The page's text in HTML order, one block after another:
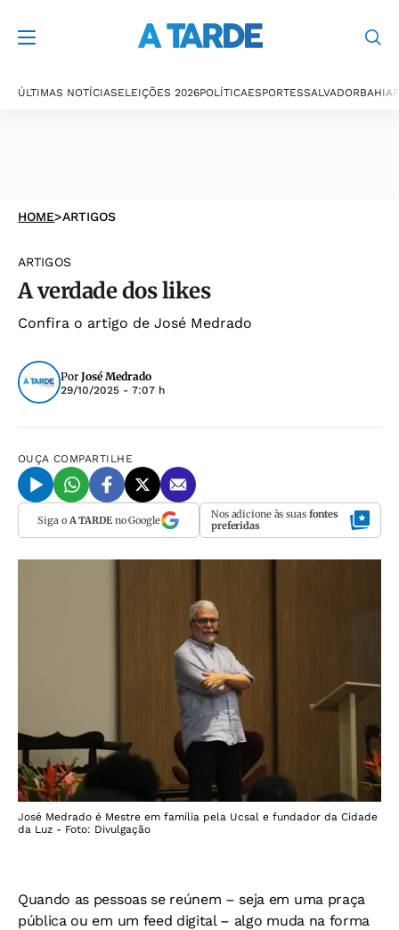
ÚLTIMAS NOTÍCIASELEIÇÕES 2026POLÍTICAESPORTESSALVADORBAHIA
HOME>ARTIGOS
ARTIGOS
A verdade dos likes
Confira o artigo de José Medrado
Por José Medrado
29/10/2025 - 7:07 h
OUÇA COMPARTILHE
Siga o A TARDEno Google Nos adicione às suas fontes
preferidas
José Medrado é Mestre em família pela Ucsal e fundador da Cidade
da Luz - Foto: Divulgação
Quando as pessoas se reúnem – seja em uma praça
pública ou em um feed digital – algo muda na forma